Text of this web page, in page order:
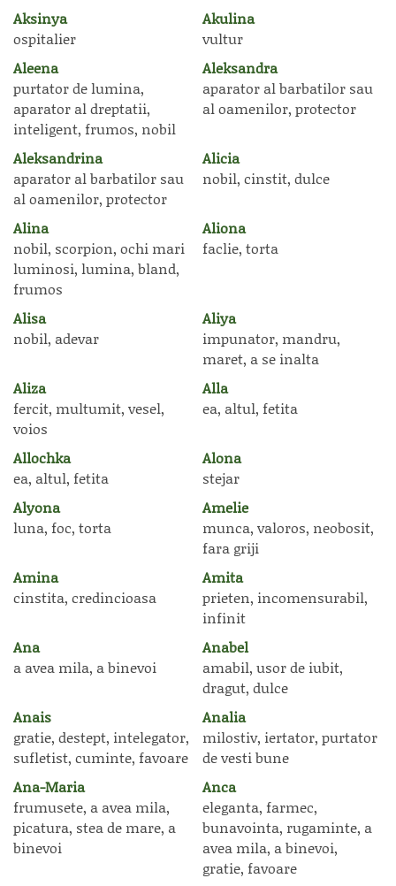
Aksinya
ospitalier
Akulina
vultur
Aleena
purtator de lumina,
aparator al dreptatii,
inteligent, frumos, nobil
Aleksandra
aparator al barbatilor sau
al oamenilor, protector
Aleksandrina
aparator al barbatilor sau
al oamenilor, protector
Alicia
nobil, cinstit, dulce
Alina
nobil, scorpion, ochi mari
luminosi, lumina, bland,
frumos
Aliona
faclie, torta
Alisa
nobil, adevar
Aliya
impunator, mandru,
maret, a se inalta
Aliza
fercit, multumit, vesel,
voios
Alla
ea, altul, fetita
Allochka
ea, altul, fetita
Alona
stejar
Alyona
luna, foc, torta
Amelie
munca, valoros, neobosit,
fara griji
Amina
cinstita, credincioasa
Amita
prieten, incomensurabil,
infinit
Ana
a avea mila, a binevoi
Anabel
amabil, usor de iubit,
dragut, dulce
Anais
gratie, destept, intelegator,
sufletist, cuminte, favoare
Analia
milostiv, iertator, purtator
de vesti bune
Ana-Maria
frumusete, a avea mila,
picatura, stea de mare, a
binevoi
Anca
eleganta, farmec,
bunavointa, rugaminte, a
avea mila, a binevoi,
gratie, favoare